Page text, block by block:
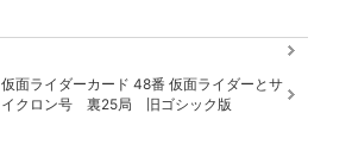
仮面ライダーカード 48番 仮面ライダーとサ
イクロン号 裏25局 旧ゴシック版